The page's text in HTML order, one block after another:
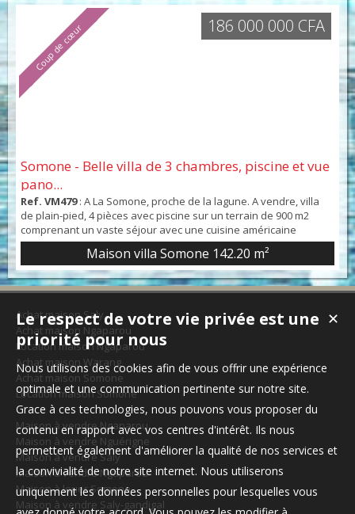
Coup de cœur
Somone - Belle villa de 3 chambres, piscine et vue
pano...
Ref. VM479: A La Somone, proche de la lagune. A vendre, villa
de plain-pied, 4 pièces avec piscine sur un terrain de 900 m2
comprenant un vaste séjour avec une cuisine américaine
aménagé et équipée, trois chambres, trois salles d'eau avec WC
+ un WC visiteurs et une buanderie. Toutes les pièces sont
climatisées. Côté extérieur, une grande terrasse couverte face à
une jolie piscine avec eau salée, é...
Maison villa Somone 142.20 m²
186 000 000 CFA
Achat maison Saly
Achat maison Ngaparou
Location maison Ngaparou
Achat maison Warang
Achat maison Somone
Location maison Somone
Maison à vendre Ngaparou
Maison à vendre Nguérigne
Maison à vendre Saly
Maison à vendre Ngaparou
Maison à louer Somone
Maison à vendre Saly-gandigal
✕
Le respect de votre vie privée est une
priorité pour nous
Nous utilisons des cookies afin de vous offrir une expérience
optimale et une communication pertinente sur notre site.
Grace à ces technologies, nous pouvons vous proposer du
contenu en rapport avec vos centres d'intérêt. Ils nous
permettent également d'améliorer la qualité de nos services et
la convivialité de notre site internet. Nous utiliserons
uniquement les données personnelles pour lesquelles vous